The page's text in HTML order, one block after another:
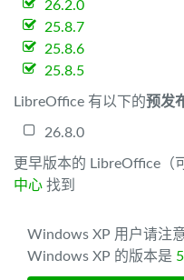
26.2.0
25.8.7
25.8.6
25.8.5
LibreOffice 有以下的预发
26.8.0
更早版本的 LibreOffice（
中心 找到
Windows XP 用户请注
Windows XP 的版本是